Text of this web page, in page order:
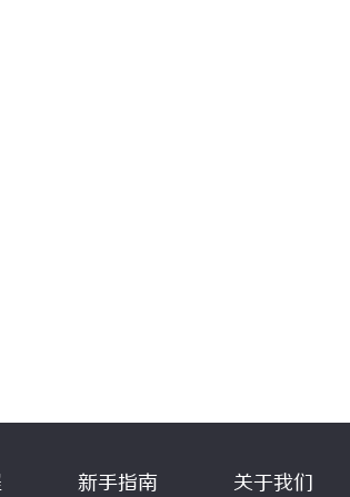
新手指南 关于我们